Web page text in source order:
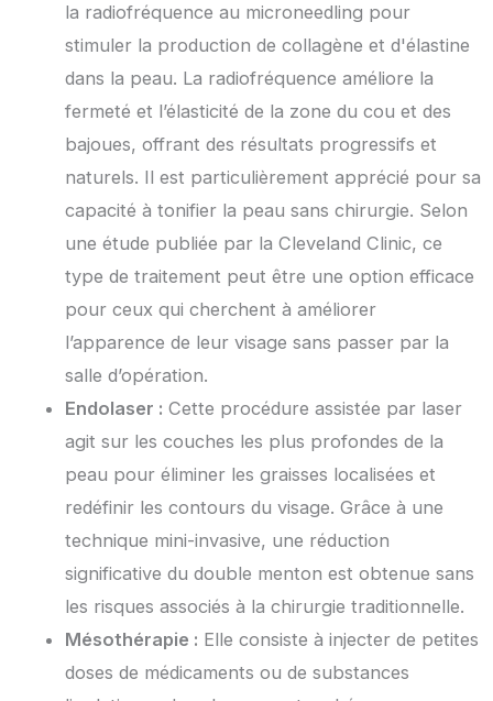
la radiofréquence au microneedling pour
stimuler la production de collagène et d'élastine
dans la peau. La radiofréquence améliore la
fermeté et l’élasticité de la zone du cou et des
bajoues, offrant des résultats progressifs et
naturels. Il est particulièrement apprécié pour sa
capacité à tonifier la peau sans chirurgie. Selon
une étude publiée par la Cleveland Clinic, ce
type de traitement peut être une option efficace
pour ceux qui cherchent à améliorer
l’apparence de leur visage sans passer par la
salle d’opération.
Endolaser : Cette procédure assistée par laser
agit sur les couches les plus profondes de la
peau pour éliminer les graisses localisées et
redéfinir les contours du visage. Grâce à une
technique mini-invasive, une réduction
significative du double menton est obtenue sans
les risques associés à la chirurgie traditionnelle.
Mésothérapie : Elle consiste à injecter de petites
doses de médicaments ou de substances